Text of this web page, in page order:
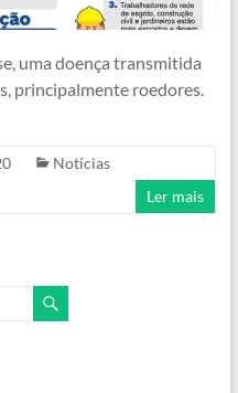
uma doença transmitida
principalmente roedores.
Notícias
Ler mais